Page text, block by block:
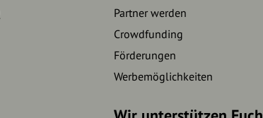
Partner werden
Crowdfunding
Förderungen
Werbemöglichkeiten